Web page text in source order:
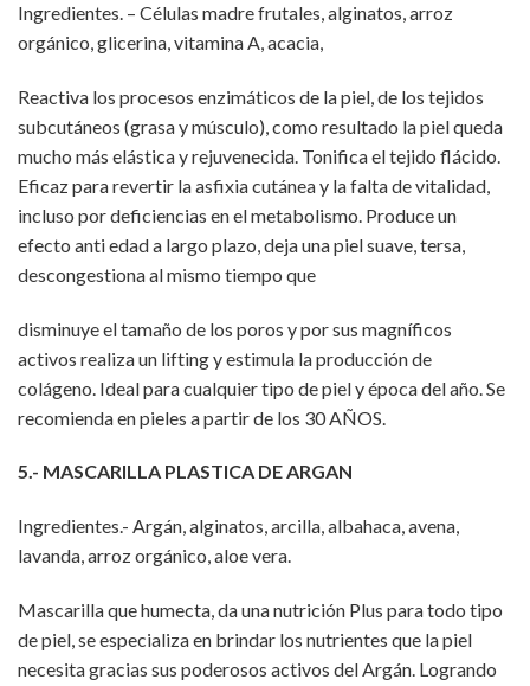
Ingredientes. – Células madre frutales, alginatos, arroz
orgánico, glicerina, vitamina A, acacia,
Reactiva los procesos enzimáticos de la piel, de los tejidos
subcutáneos (grasa y músculo), como resultado la piel queda
mucho más elástica y rejuvenecida. Tonifica el tejido flácido.
Eficaz para revertir la asfixia cutánea y la falta de vitalidad,
incluso por deficiencias en el metabolismo. Produce un
efecto anti edad a largo plazo, deja una piel suave, tersa,
descongestiona al mismo tiempo que
disminuye el tamaño de los poros y por sus magníficos
activos realiza un lifting y estimula la producción de
colágeno. Ideal para cualquier tipo de piel y época del año. Se
recomienda en pieles a partir de los 30 AÑOS.
5.- MASCARILLA PLASTICA DE ARGAN
Ingredientes.- Argán, alginatos, arcilla, albahaca, avena,
lavanda, arroz orgánico, aloe vera.
Mascarilla que humecta, da una nutrición Plus para todo tipo
de piel, se especializa en brindar los nutrientes que la piel
necesita gracias sus poderosos activos del Argán. Logrando